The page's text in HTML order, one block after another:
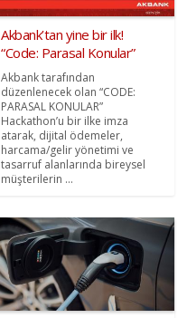
Akbank’tan yine bir ilk!
“Code: Parasal Konular”
Akbank tarafından
düzenlenecek olan “CODE:
PARASAL KONULAR”
Hackathon’u bir ilke imza
atarak, dijital ödemeler,
harcama/gelir yönetimi ve
tasarruf alanlarında bireysel
müşterilerin ...